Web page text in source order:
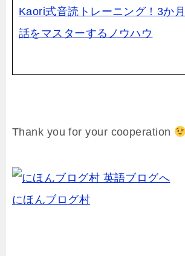
Kaori式音読トレーニング！3か
話をマスターするノウハウ
Thank you for your cooperation
にほんブログ村